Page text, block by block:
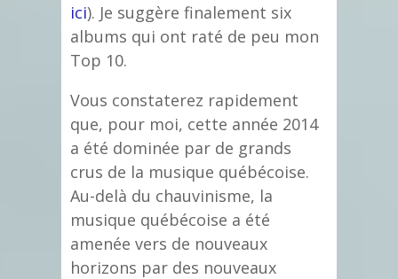
ici). Je suggère finalement six
albums qui ont raté de peu mon
Top 10.
Vous constaterez rapidement
que, pour moi, cette année 2014
a été dominée par de grands
crus de la musique québécoise.
Au-delà du chauvinisme, la
musique québécoise a été
amenée vers de nouveaux
horizons par des nouveaux